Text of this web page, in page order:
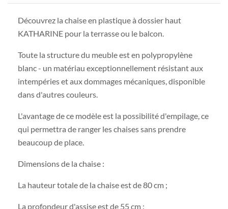
Découvrez la chaise en plastique à dossier haut
KATHARINE pour la terrasse ou le balcon.
Toute la structure du meuble est en polypropylène
blanc - un matériau exceptionnellement résistant aux
intempéries et aux dommages mécaniques, disponible
dans d'autres couleurs.
L'avantage de ce modèle est la possibilité d'empilage, ce
qui permettra de ranger les chaises sans prendre
beaucoup de place.
Dimensions de la chaise :
La hauteur totale de la chaise est de 80 cm ;
La profondeur d'assise est de 55 cm ;